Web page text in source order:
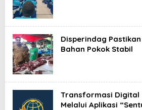
Disperindag
Bahan Pokok Stabil
Transformasi Digital
Melalui Aplikasi